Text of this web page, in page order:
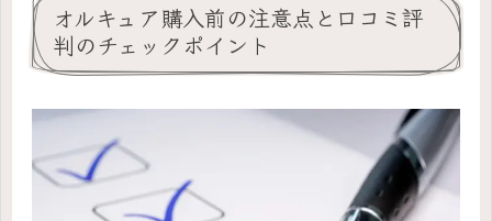
オルキュア購入前の注意点と口コミ評
判のチェックポイント